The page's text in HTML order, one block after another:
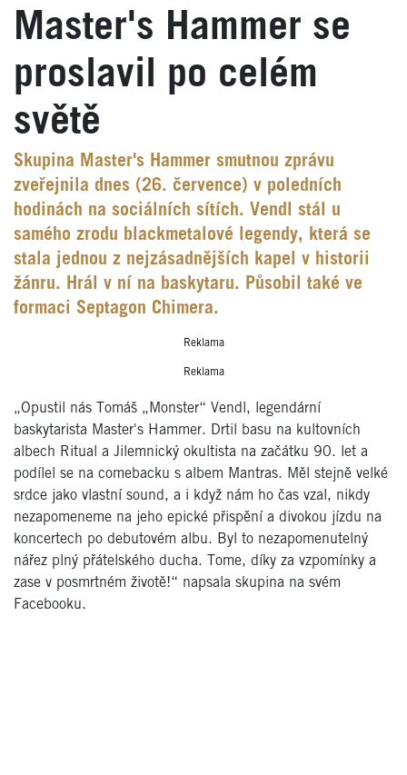
Master's Hammer se
proslavil po celém
světě
Skupina Master's Hammer smutnou zprávu
zveřejnila dnes (26. července) v poledních
hodinách na sociálních sítích. Vendl stál u
samého zrodu blackmetalové legendy, která se
stala jednou z nejzásadnějších kapel v historii
žánru. Hrál v ní na baskytaru. Působil také ve
formaci Septagon Chimera.
Reklama
Reklama
„Opustil nás Tomáš „Monster“ Vendl, legendární
baskytarista Master's Hammer. Drtil basu na kultovních
albech Ritual a Jilemnický okultista na začátku 90. let a
podílel se na comebacku s albem Mantras. Měl stejně velké
srdce jako vlastní sound, a i když nám ho čas vzal, nikdy
nezapomeneme na jeho epické přispění a divokou jízdu na
koncertech po debutovém albu. Byl to nezapomenutelný
nářez plný přátelského ducha. Tome, díky za vzpomínky a
zase v posmrtném životě!“ napsala skupina na svém
Facebooku.